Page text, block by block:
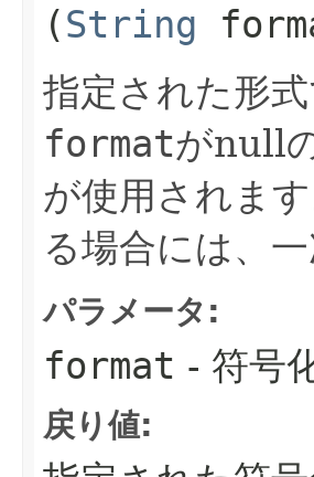
(String
指定された形
formatがnull
が使用されます
る場合には、
パラメータ:
format - 符号
戻り値: